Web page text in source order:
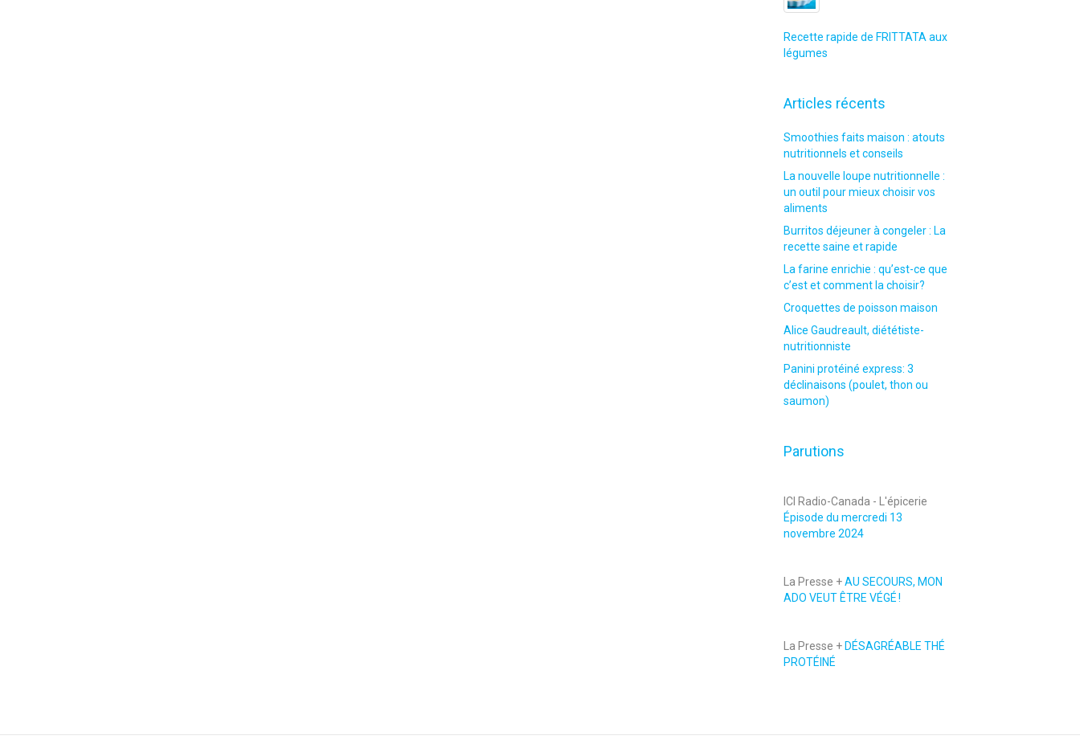
Recette rapide de FRITTATA aux
légumes
Articles récents
Smoothies faits maison : atouts
nutritionnels et conseils
La nouvelle loupe nutritionnelle :
un outil pour mieux choisir vos
aliments
Burritos déjeuner à congeler : La
recette saine et rapide
La farine enrichie : qu’est-ce que
c’est et comment la choisir?
Croquettes de poisson maison
Alice Gaudreault, diététiste-
nutritionniste
Panini protéiné express: 3
déclinaisons (poulet, thon ou
saumon)
Parutions
ICI Radio-Canada - L'épicerie
Épisode du mercredi 13
novembre 2024
La Presse +AU SECOURS, MON
ADO VEUT ÊTRE VÉGÉ !
La Presse + DÉSAGRÉABLE THÉ
PROTÉINÉ